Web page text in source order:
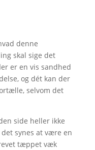
denne
skal sige det
er en vis sandhed
og dét kan der
selvom det
side heller ikke
synes at være en
tæppet væk